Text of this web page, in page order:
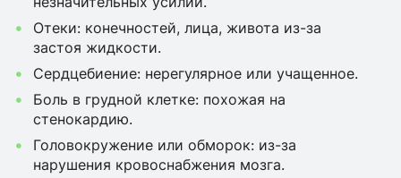
Отеки: конечностей, лица, живота из-за
застоя жидкости.
Сердцебиение: нерегулярное или учащенное.
Боль в грудной клетке: похожая на
стенокардию.
Головокружение или обморок: из-за
нарушения кровоснабжения мозга.